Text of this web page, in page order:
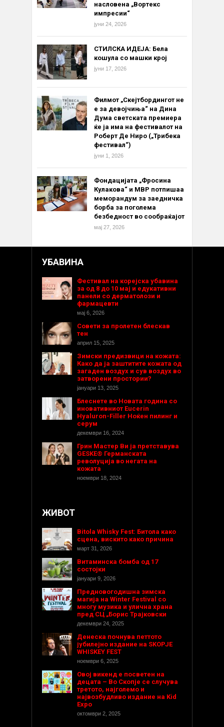
насловена „Вортекс
импресии“
јуни 24, 2026
СТИЛСКА ИДЕЈА: Бела
кошула со машки крој
јуни 17, 2026
Филмот „Скејтбордингот не
е за девојчиња“ на Дина
Дума светската премиера
ќе ја има на фестивалот на
Роберт Де Ниро („Трибека
фестивал“)
јуни 1, 2026
Фондацијата „Фросина
Кулакова“ и МВР потпишаа
меморандум за заедничка
борба за поголема
безбедност во сообраќајот
мај 27, 2026
УБАВИНА
Фестивал на корејска убавина
за од 8 до 10 мај и едукативни
панели со дерматолози и
фармацевти
мај 6, 2026
Совети за пролетен блескав
тен
април 15, 2025
Зимски предизвици на кожата:
Како да ја заштитите кожата од
загаден воздух и сув воздух во
затворени простории?
јануари 13, 2025
Блеснете во Новата година со
иновативниот Eucerin
Hyaluron-Filler Ноќен пилинг и
серум
декември 16, 2024
Грин Мастер Ви ја претставува
GESKE® Германската
револуција во негата на
кожата
ноември 18, 2024
ЖИВОТ
Bitola Whisky Fest: Битола како
сцена, вискито како причина
март 31, 2026
Витаминска бомба од 17
состојки
јануари 9, 2026
Предновогодишнa зимска
магија на Winter Festival со
многу музика и улична храна
пред СЦ „Борис Трајковски
декември 24, 2025
Денеска почнува петтото
јубилејно издание на SKOPJE
WHISKEY FEST
ноември 6, 2025
Овој викенд е посветен на
децата – Во Скопје се случува
третото, најголемо и
највозбудливо издание на Kid
Expo
октомври 2, 2025